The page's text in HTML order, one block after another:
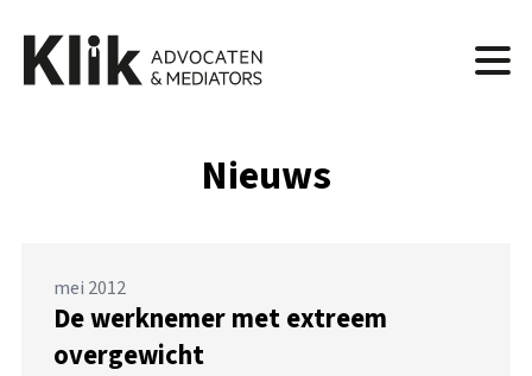
Nieuws
mei 2012
De werknemer met extreem
overgewicht